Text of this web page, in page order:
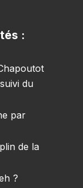
:
du
par
de la
?